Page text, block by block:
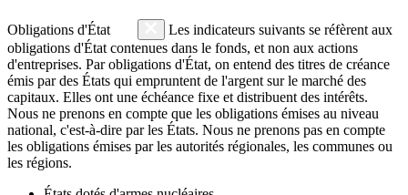
Obligations d'État
Les indicateurs suivants se réfèrent aux
obligations d'État contenues dans le fonds, et non aux actions
d'entreprises. Par obligations d'État, on entend des titres de créance
émis par des États qui empruntent de l'argent sur le marché des
capitaux. Elles ont une échéance fixe et distribuent des intérêts.
Nous ne prenons en compte que les obligations émises au niveau
national, c'est-à-dire par les États. Nous ne prenons pas en compte
les obligations émises par les autorités régionales, les communes ou
les régions.